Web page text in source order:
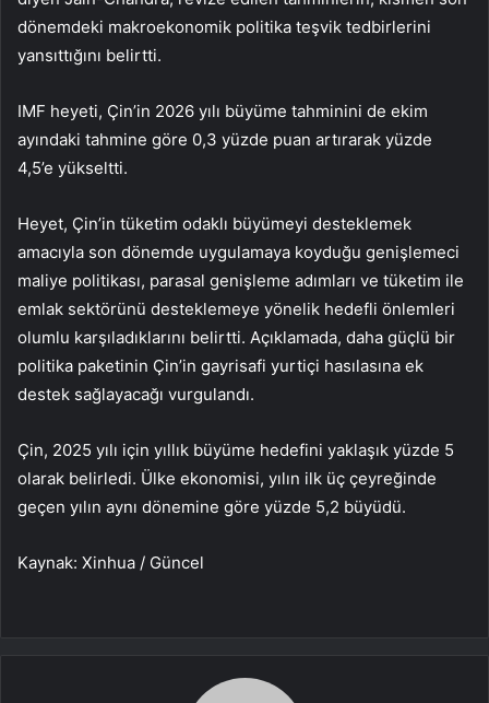
dönemdeki makroekonomik politika teşvik tedbirlerini
yansıttığını belirtti.
IMF heyeti, Çin’in 2026 yılı büyüme tahminini de ekim
ayındaki tahmine göre 0,3 yüzde puan artırarak yüzde
4,5’e yükseltti.
Heyet, Çin’in tüketim odaklı büyümeyi desteklemek
amacıyla son dönemde uygulamaya koyduğu genişlemeci
maliye politikası, parasal genişleme adımları ve tüketim ile
emlak sektörünü desteklemeye yönelik hedefli önlemleri
olumlu karşıladıklarını belirtti. Açıklamada, daha güçlü bir
politika paketinin Çin’in gayrisafi yurtiçi hasılasına ek
destek sağlayacağı vurgulandı.
Çin, 2025 yılı için yıllık büyüme hedefini yaklaşık yüzde 5
olarak belirledi. Ülke ekonomisi, yılın ilk üç çeyreğinde
geçen yılın aynı dönemine göre yüzde 5,2 büyüdü.
Kaynak: Xinhua / Güncel